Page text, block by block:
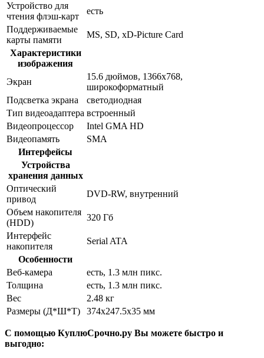
Устройство для
чтения флэш-карт
есть
Поддерживаемые
карты памяти
MS, SD, xD-Picture Card
Характеристики
изображения
Экран
15.6 дюймов, 1366x768,
широкоформатный
Подсветка экрана
светодиодная
Тип видеоадаптера встроенный
Видеопроцессор
Intel GMA HD
Видеопамять
SMA
Интерфейсы
Устройства
хранения данных
Оптический
привод
DVD-RW, внутренний
Объем накопителя
(HDD)
320 Гб
Интерфейс
накопителя
Serial ATA
Особенности
Веб-камера
есть, 1.3 млн пикс.
Толщина
есть, 1.3 млн пикс.
Вес
2.48 кг
Размеры (Д*Ш*Т)
374x247.5x35 мм
С помощью КуплюСрочно.ру Вы можете быстро и
выгодно: